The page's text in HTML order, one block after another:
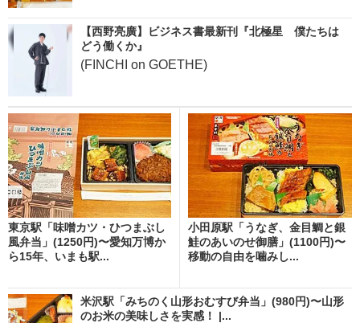
【西野亮廣】ビジネス書最新刊『北極星 僕たちは
どう働くか』
(FINCHI on GOETHE)
東京駅「味噌カツ・ひつまぶし
風弁当」(1250円)〜愛知万博か
ら15年、いまも駅...
小田原駅「うなぎ、金目鯛と銀
鮭のあいのせ御膳」(1100円)〜
移動の自由を噛みし...
米沢駅「みちのく山形おむすび弁当」(980円)〜山形
のお米の美味しさを実感！ |...